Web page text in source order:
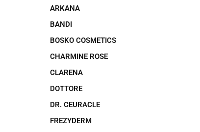
ARKANA
BANDI
BOSKO COSMETICS
CHARMINE ROSE
CLARENA
DOTTORE
DR. CEURACLE
FREZYDERM